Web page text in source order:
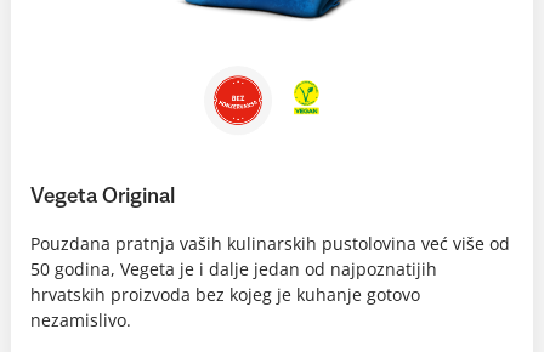
Vegeta Original
Pouzdana pratnja vaših kulinarskih pustolovina već više od
50 godina, Vegeta je i dalje jedan od najpoznatijih
hrvatskih proizvoda bez kojeg je kuhanje gotovo
nezamislivo.